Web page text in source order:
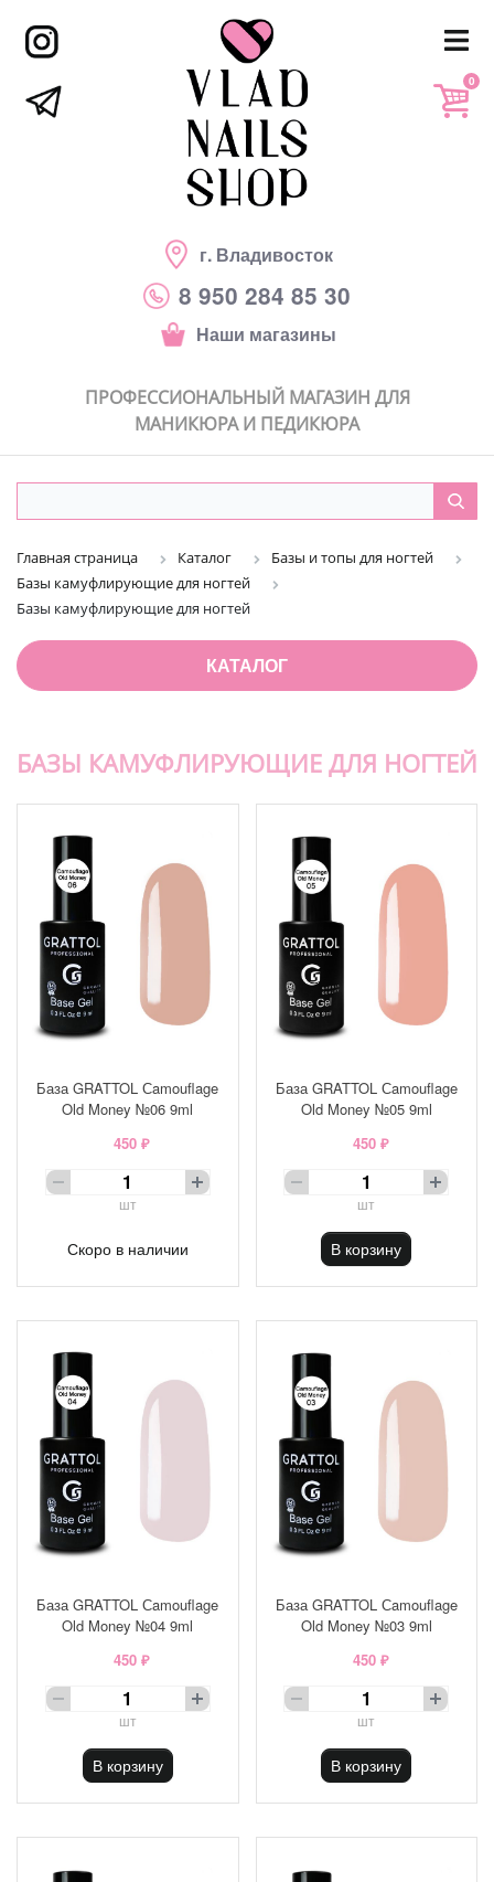
г. Владивосток
8 950 284 85 30
Наши магазины
0
ПРОФЕССИОНАЛЬНЫЙ МАГАЗИН ДЛЯ
МАНИКЮРА И ПЕДИКЮРА
Главная страница Каталог
Базы и топы для ногтей
Базы камуфлирующие для ногтей
Базы камуфлирующие для ногтей
КАТАЛОГ
БАЗЫ КАМУФЛИРУЮЩИЕ ДЛЯ НОГТЕЙ
База GRATTOL Сamouflage
Old Money №06 9ml
450 ₽
шт
Скоро в наличии
База GRATTOL Сamouflage
Old Money №05 9ml
450 ₽
шт
В корзину
База GRATTOL Сamouflage
Old Money №04 9ml
450 ₽
шт
В корзину
База GRATTOL Сamouflage
Old Money №03 9ml
450 ₽
шт
В корзину